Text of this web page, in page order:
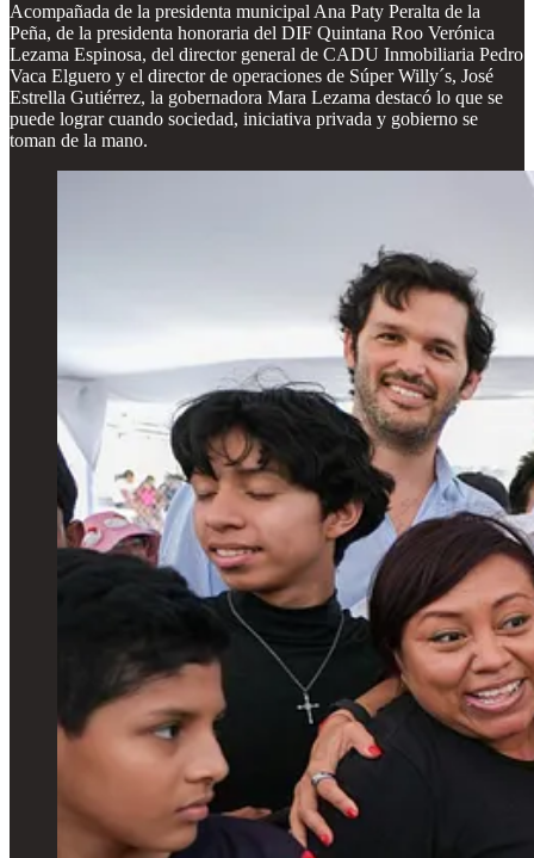
Acompañada de la presidenta municipal Ana Paty Peralta de la
Peña, de la presidenta honoraria del DIF Quintana Roo Verónica
Lezama Espinosa, del director general de CADU Inmobiliaria Pedro
Vaca Elguero y el director de operaciones de Súper Willy´s, José
Estrella Gutiérrez, la gobernadora Mara Lezama destacó lo que se
puede lograr cuando sociedad, iniciativa privada y gobierno se
toman de la mano.